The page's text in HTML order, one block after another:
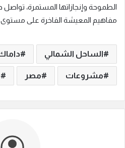
الطموحة وإنجازاتها المستمرة،
مفاهيم المعيشة الفاخرة على مستوى
الساحل الشمالي
مشروعات مصر